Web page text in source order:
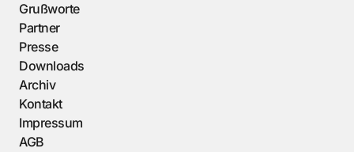
Grußworte
Partner
Presse
Downloads
Archiv
Kontakt
Impressum
AGB